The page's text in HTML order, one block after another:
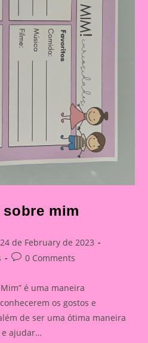
mim
24 de February de 2023
Post0 Comments
é uma maneira
os gostos e
de ser uma ótima maneira
e ajudar…